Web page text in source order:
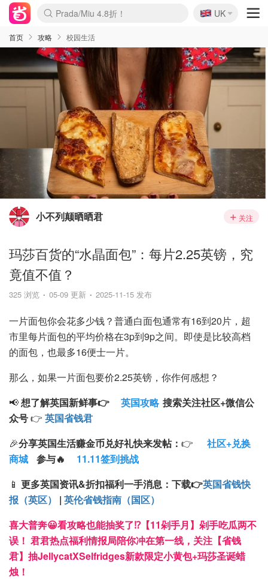
麦卢卡蜂蜜夏促！个位数！
Prada/Miu 4.8折！
啥？必胜客披萨5折！
🇬🇧
UK
首页 攻略 校园生活
小不列颠晒晒君 关注
玛莎百货的“水晶面包”：每片2.25英镑，究
竟值不值？
325 浏览 05-09 更新 2025-11-15 发布
一片面包你会花多少钱？普通白面包通常有16到20片，超
市里每片面包的平均价格在3p到9p之间。即使是比较高档
的面包，也最多16便士一片。
那么，如果一片面包要价2.25英镑，你作何感想？
📢想了解英国新鲜事👉 英国攻略 搜索关注社区+微信公
众号👉 英国省钱君
🎉分享英国生活赚金币兑好礼快来发帖： 👉
社区+兑换
商城 参与🔥
11.11签到挑战
📱 更多英国资讯&折扣福利一手消息： 下载👉英国省钱快
报（英区）
| 英伦省钱指南（国区）
喜大普奔😀看攻略也能抽奖了⁉️【11剁手月】剁手吃瓜两不
误！ 君君热点福利情报局陪你冲在第一线，关注【省钱
君】抽JellycatXSelfridges新款限定小黄包+玛莎圣诞蜡
烛！